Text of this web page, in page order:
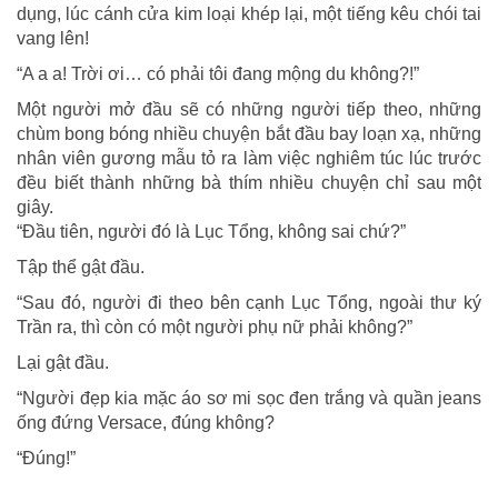
dụng, lúc cánh cửa kim loại khép lại, một tiếng kêu chói tai
vang lên!
“A a a! Trời ơi… có phải tôi đang mộng du không?!”
Một người mở đầu sẽ có những người tiếp theo, những
chùm bong bóng nhiều chuyện bắt đầu bay loạn xạ, những
nhân viên gương mẫu tỏ ra làm việc nghiêm túc lúc trước
đều biết thành những bà thím nhiều chuyện chỉ sau một
giây.
“Đầu tiên, người đó là Lục Tổng, không sai chứ?”
Tập thể gật đầu.
“Sau đó, người đi theo bên cạnh Lục Tổng, ngoài thư ký
Trần ra, thì còn có một người phụ nữ phải không?”
Lại gật đầu.
“Người đẹp kia mặc áo sơ mi sọc đen trắng và quần jeans
ống đứng Versace, đúng không?
“Đúng!”